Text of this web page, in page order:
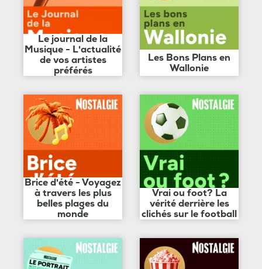
Le journal de la
Musique - L'actualité
de vos artistes
préférés
Les Bons Plans en
Wallonie
Brice d'été - Voyagez
à travers les plus
belles plages du
monde
Vrai ou foot? La
vérité derrière les
clichés sur le football